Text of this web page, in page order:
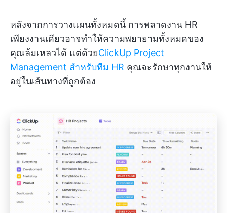
หลังจากการวางแผนทั้งหมดนี้ การพลาดงาน HR
เพียงงานเดียวอาจทำให้ความพยายามทั้งหมดของ
คุณล้มเหลวได้ แต่ด้วยClickUp Project
Management สำหรับทีม HR คุณจะรักษาทุกงานให้
อยู่ในเส้นทางที่ถูกต้อง